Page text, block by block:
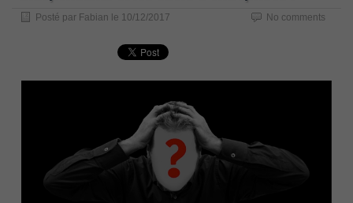
Posté par Fabian le 10/12/2017 No comments